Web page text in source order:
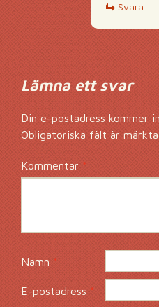
Svara
Lämna ett svar
Din e-postadress kommer
Obligatoriska fält är
Kommentar*
Namn*
E-postadress*